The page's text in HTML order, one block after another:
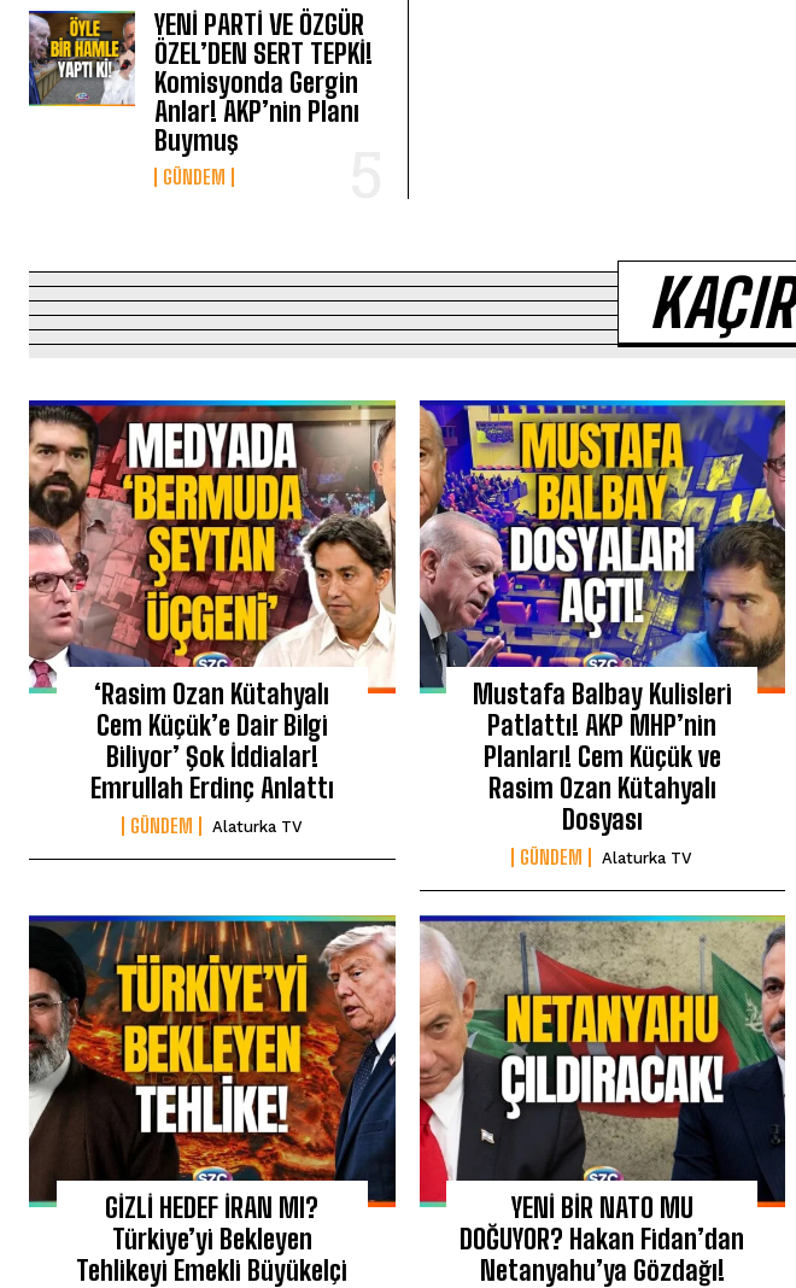
YENİ PARTİ VE ÖZGÜR
ÖZEL’DEN SERT TEPKİ!
Komisyonda Gergin
Anlar! AKP’nin Planı
Buymuş
GÜNDEM
‘Rasim Ozan Kütahyalı
Cem Küçük’e Dair Bilgi
Biliyor’ Şok İddialar!
Emrullah Erdinç Anlattı
GÜNDEM Alaturka TV
Mustafa Balbay Kulisleri
Patlattı! AKP MHP’nin
Planları! Cem Küçük ve
Rasim Ozan Kütahyalı
Dosyası
GÜNDEM Alaturka TV
GİZLİ HEDEF İRAN MI?
Türkiye’yi Bekleyen
Tehlikeyi Emekli Büyükelçi
YENİ BİR NATO MU
DOĞUYOR? Hakan Fidan’dan
Netanyahu’ya Gözdağı!